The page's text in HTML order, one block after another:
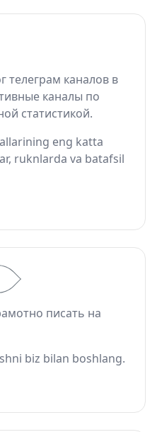
телеграм каналов в
каналы по
статистикой.
eng katta
ruknlarda va batafsil
писать на
biz bilan boshlang.